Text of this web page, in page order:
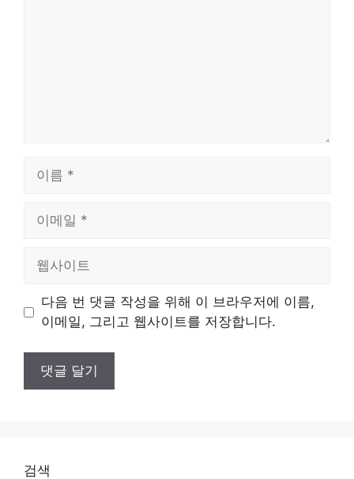
트
다음 번 댓글 작성을 위해 이 브라우저에 이름,
이메일, 그리고 웹사이트를 저장합니다.
검색